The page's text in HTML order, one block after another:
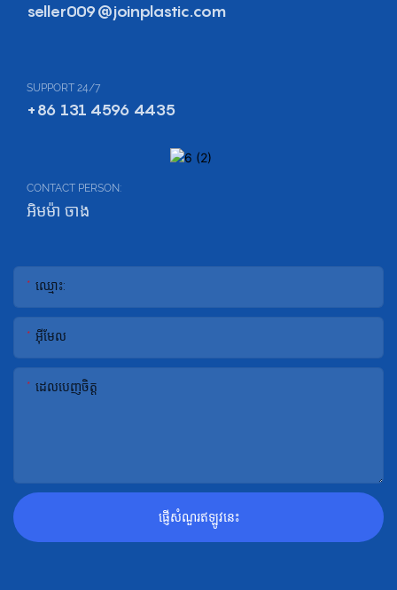
seller009@joinplastic.com
SUPPORT 24/7
+86 131 4596 4435
CONTACT PERSON:
អិមម៉ា ចាង
ឈ្មោះ:
អ៊ីមែល
ដេលបេញចិត្ដ
ផ្ញើសំណួរឥឡូវនេះ